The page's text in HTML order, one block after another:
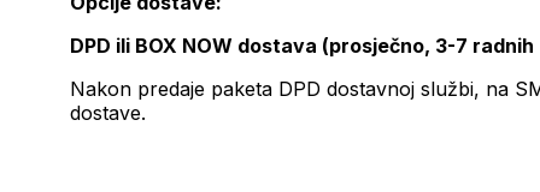
DPD ili BOX NOW dostava (prosječno, 3-7 radnih
Nakon predaje paketa DPD dostavnoj službi, na
dostave.